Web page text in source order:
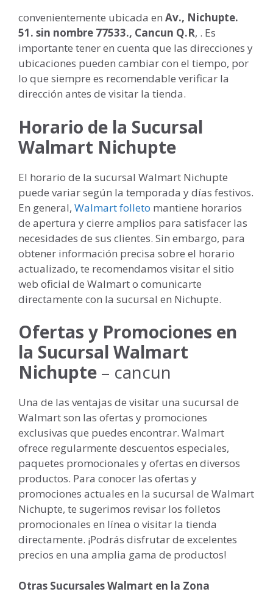
convenientemente ubicada en Av., Nichupte.
51. sin nombre 77533., Cancun Q.R, . Es
importante tener en cuenta que las direcciones y
ubicaciones pueden cambiar con el tiempo, por
lo que siempre es recomendable verificar la
dirección antes de visitar la tienda.
Horario de la Sucursal
Walmart Nichupte
El horario de la sucursal Walmart Nichupte
puede variar según la temporada y días festivos.
En general, Walmart folleto mantiene horarios
de apertura y cierre amplios para satisfacer las
necesidades de sus clientes. Sin embargo, para
obtener información precisa sobre el horario
actualizado, te recomendamos visitar el sitio
web oficial de Walmart o comunicarte
directamente con la sucursal en Nichupte.
Ofertas y Promociones en
la Sucursal Walmart
Nichupte – cancun
Una de las ventajas de visitar una sucursal de
Walmart son las ofertas y promociones
exclusivas que puedes encontrar. Walmart
ofrece regularmente descuentos especiales,
paquetes promocionales y ofertas en diversos
productos. Para conocer las ofertas y
promociones actuales en la sucursal de Walmart
Nichupte, te sugerimos revisar los folletos
promocionales en línea o visitar la tienda
directamente. ¡Podrás disfrutar de excelentes
precios en una amplia gama de productos!
Otras Sucursales Walmart en la Zona